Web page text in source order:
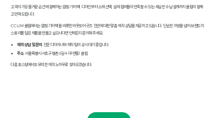
고객의 가장 즐거운 순간에 함께하는 캠핑 기어 백. 디자인부터 소재 선택, 실제 캠퍼들이 만족할 수 있는 세심한 수납 설계까지 클림이 함께
고민해 드립니다.
CCLIM 클림에서는 캠핑 기어 백을 비롯한 아웃도어 굿즈 전반에 대한 맞춤 제작 상담을 제공하고 있습니다. 단순한 가방을 넘어 브랜드의
스토리를 담은 제품을 만들고 싶으시다면 언제든지 문의해 주세요.
제작 상담 및 문의 : 전문 디자이너와 제작 팀이 상시 대기 중입니다.
주소: 서울특별시 서초구 형촌3길 4 (우면동) 클림
다음 포스팅에서도 유익한 제작 노하우로 찾아오겠습니다.